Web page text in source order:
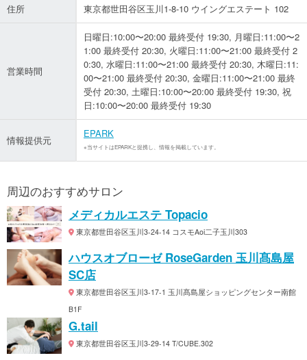
住所 東京都世田谷区玉川1-8-10 ウイングエステート 102
営業時間
日曜日:10:00〜20:00 最終受付 19:30, 月曜日:11:00〜2
1:00 最終受付 20:30, 火曜日:11:00〜21:00 最終受付 2
0:30, 水曜日:11:00〜21:00 最終受付 20:30, 木曜日:11:
00〜21:00 最終受付 20:30, 金曜日:11:00〜21:00 最終
受付 20:30, 土曜日:10:00〜20:00 最終受付 19:30, 祝
日:10:00〜20:00 最終受付 19:30
情報提供元
EPARK
※当サイトはEPARKと提携し、情報を掲載しています。
周辺のおすすめサロン
メディカルエステ Topacio
東京都世田谷区玉川3-24-14 コスモAoi二子玉川303
ハウスオブローゼ RoseGarden 玉川髙島屋
SC店
東京都世田谷区玉川3-17-1 玉川髙島屋ショッピングセンター南館
B1F
G.tail
東京都世田谷区玉川3-29-14 T/CUBE.302